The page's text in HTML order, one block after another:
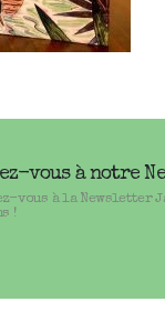
vous à notre
vous à la Newsletter
!